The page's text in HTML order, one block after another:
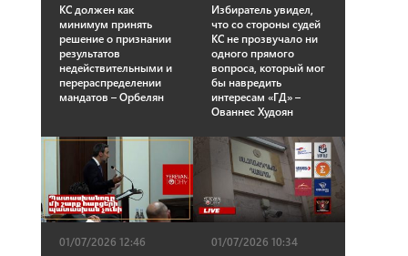
КС должен как
минимум принять
решение о признании
результатов
недействительными и
перераспределении
мандатов – Орбелян
Избиратель увидел,
что со стороны судей
КС не прозвучало ни
одного прямого
вопроса, который мог
бы навредить
интересам «ГД» –
Ованнес Худоян
01/07/2026 12:46
01/07/2026 10:34